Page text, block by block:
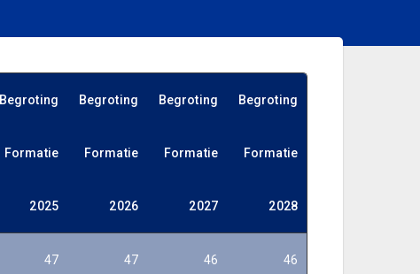
Begroting Begroting Begroting Begroting
Formatie Formatie Formatie Formatie
2025 2026 2027 2028
47 47 46 46